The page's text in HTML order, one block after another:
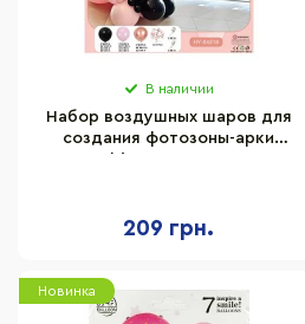
В наличии
Набор воздушных шаров для
создания фотозоны-арки
209 грн.
Новинка